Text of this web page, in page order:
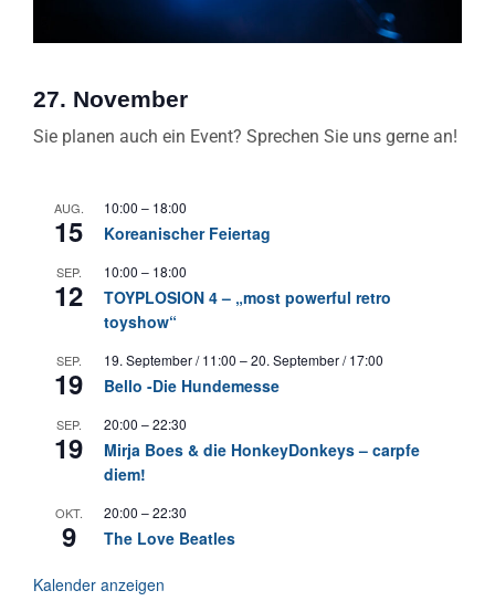
27. November
Sie planen auch ein Event? Sprechen Sie uns gerne an!
AUG.
15
10:00 – 18:00
Koreanischer Feiertag
SEP.
12
10:00 – 18:00
TOYPLOSION 4 – „most powerful retro
toyshow“
SEP.
19
19. September / 11:00 –20. September / 17:00
Bello -Die Hundemesse
SEP.
19
20:00 –22:30
Mirja Boes & die HonkeyDonkeys – carpfe
diem!
OKT.
9
20:00 –22:30
The Love Beatles
Kalender anzeigen